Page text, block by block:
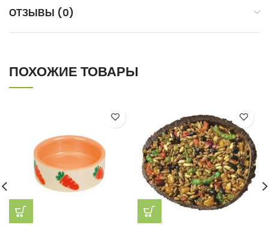
ОТЗЫВЫ (0)
ПОХОЖИЕ ТОВАРЫ